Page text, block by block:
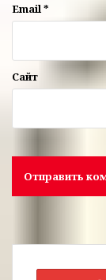
Email*
Сайт